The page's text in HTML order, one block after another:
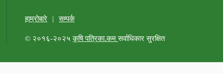
हाम्रोबारे | सम्पर्क
© २०१६-२०२५कृषि पत्रिका.कमसर्वाधिकार सुरक्षित